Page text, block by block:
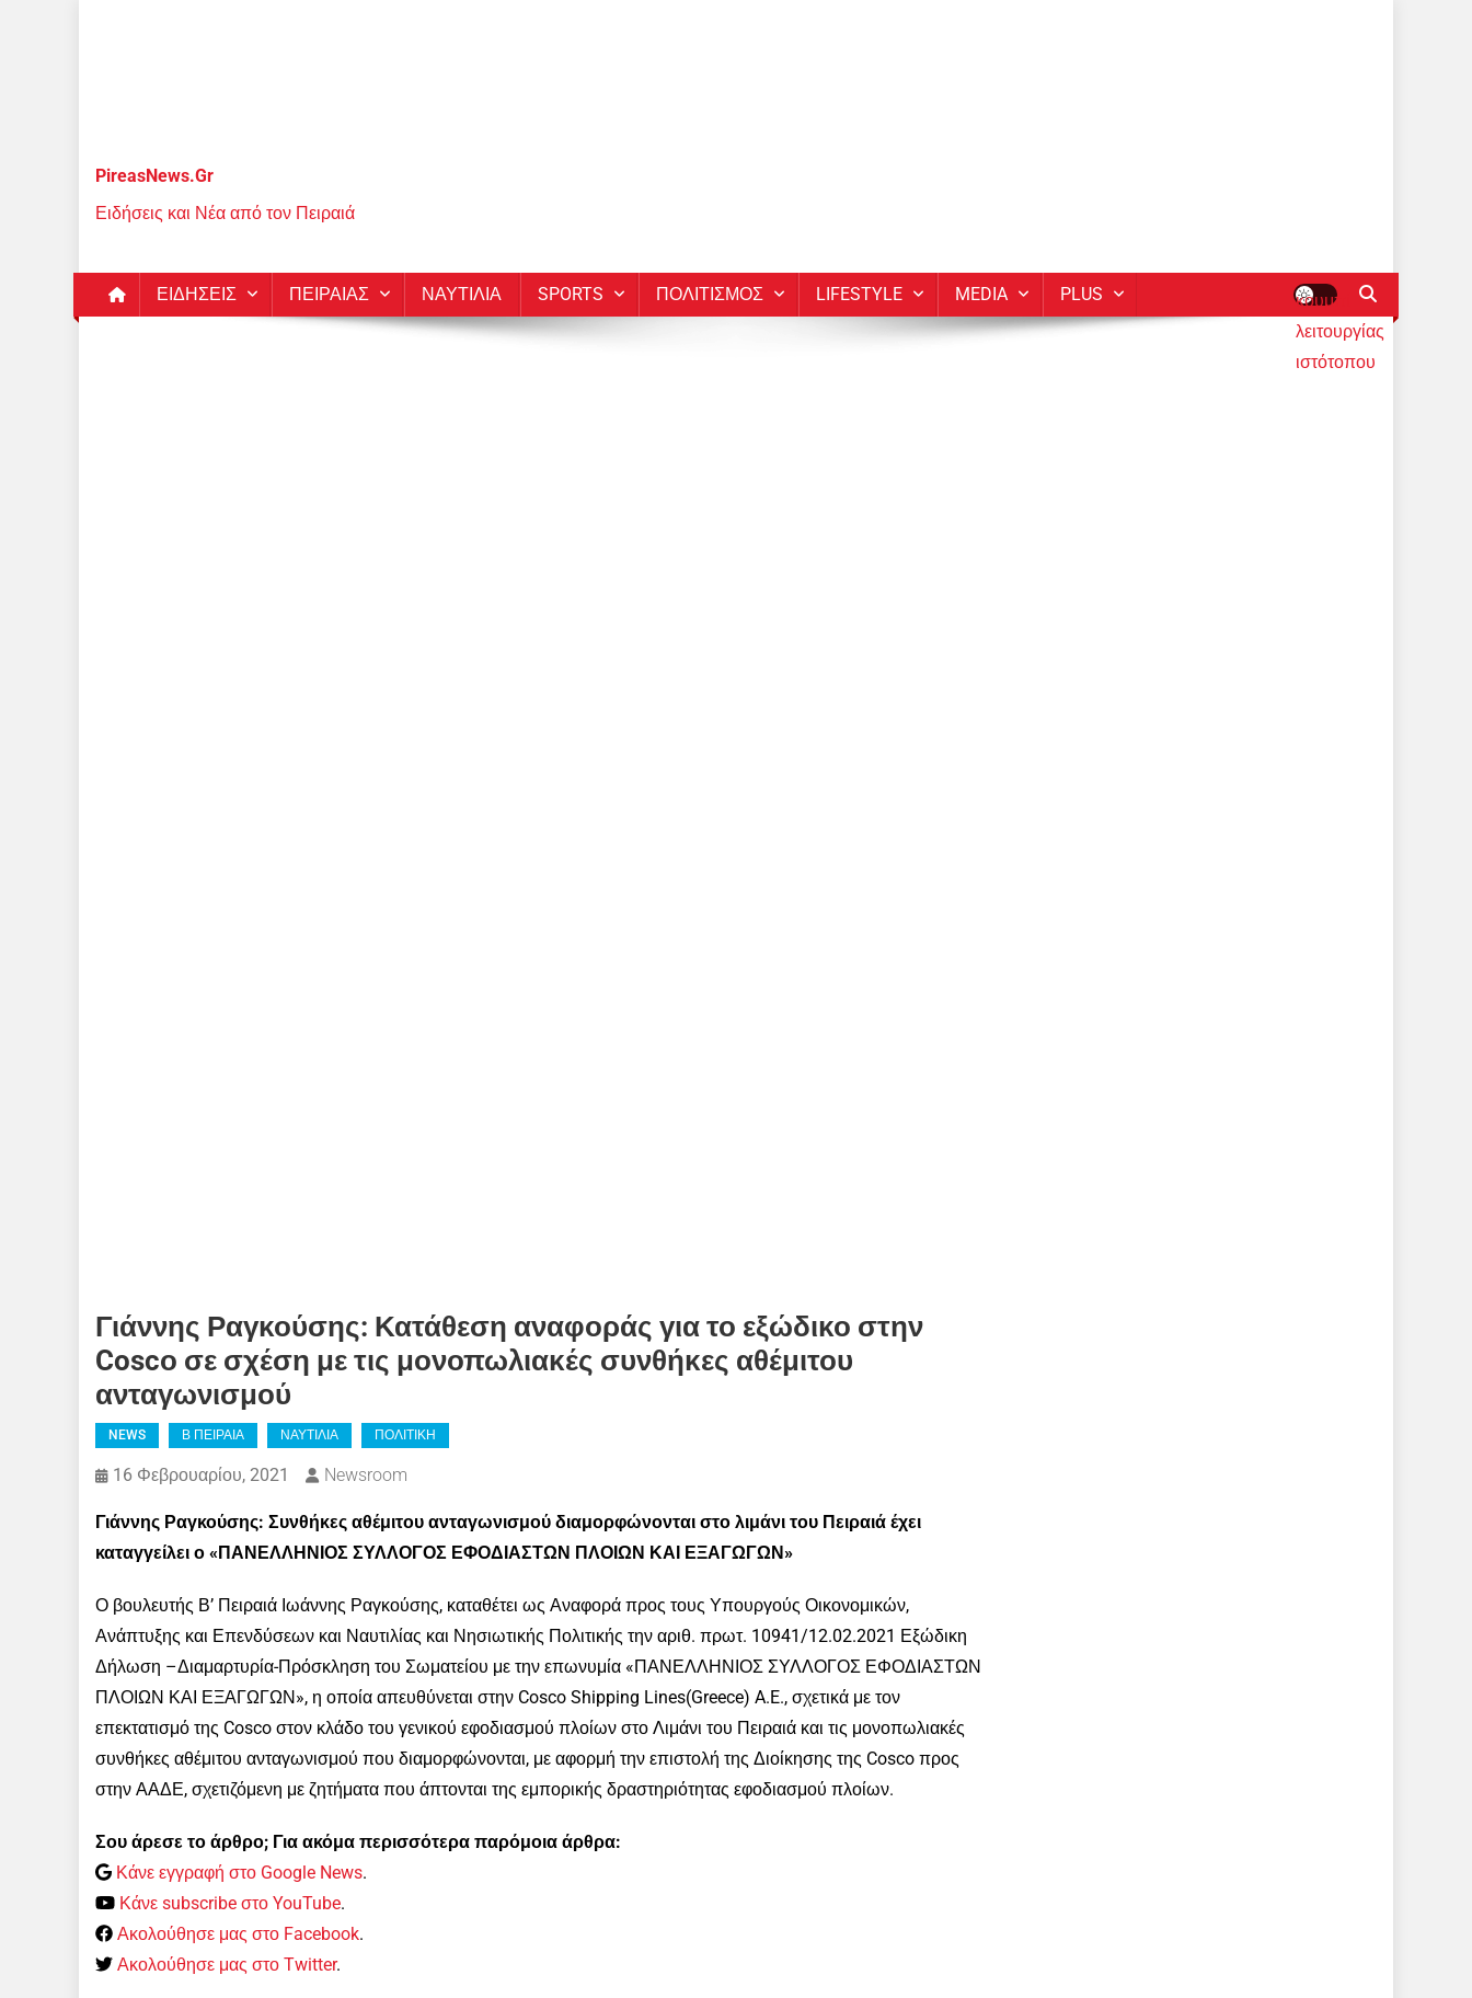
PireasNews.Gr
Ειδήσεις και Νέα από τον Πειραιά
ΕΙΔΗΣΕΙΣ ΠΕΙΡΑΙΑΣ ΝΑΥΤΙΛΙΑ SPORTS ΠΟΛΙΤΙΣΜΟΣ LIFESTYLE MEDIA PLUS
κουμπί
λειτουργίας
ιστότοπου
Γιάννης Ραγκούσης: Κατάθεση αναφοράς για το εξώδικο στην
Coscο σε σχέση με τις μονοπωλιακές συνθήκες αθέμιτου
ανταγωνισμού
NEWS Β ΠΕΙΡΑΙΑ ΝΑΥΤΙΛΙΑ ΠΟΛΙΤΙΚΗ
16 Φεβρουαρίου, 2021 Newsroom
Γιάννης Ραγκούσης: Συνθήκες αθέμιτου ανταγωνισμού διαμορφώνονται στο λιμάνι του Πειραιά έχει
καταγγείλει ο «ΠΑΝΕΛΛΗΝΙΟΣ ΣΥΛΛΟΓΟΣ ΕΦΟΔΙΑΣΤΩΝ ΠΛΟΙΩΝ ΚΑΙ ΕΞΑΓΩΓΩΝ»
Ο βουλευτής Β’ Πειραιά Ιωάννης Ραγκούσης, καταθέτει ως Αναφορά προς τους Υπουργούς Οικονομικών,
Ανάπτυξης και Επενδύσεων και Ναυτιλίας και Νησιωτικής Πολιτικής την αριθ. πρωτ. 10941/12.02.2021 Εξώδικη
Δήλωση –Διαμαρτυρία-Πρόσκληση του Σωματείου με την επωνυμία «ΠΑΝΕΛΛΗΝΙΟΣ ΣΥΛΛΟΓΟΣ ΕΦΟΔΙΑΣΤΩΝ
ΠΛΟΙΩΝ ΚΑΙ ΕΞΑΓΩΓΩΝ», η οποία απευθύνεται στην Cosco Shipping Lines(Greece) A.E., σχετικά με τον
επεκτατισμό της Cosco στον κλάδο του γενικού εφοδιασμού πλοίων στο Λιμάνι του Πειραιά και τις μονοπωλιακές
συνθήκες αθέμιτου ανταγωνισμού που διαμορφώνονται, με αφορμή την επιστολή της Διοίκησης της Cosco προς
στην ΑΑΔΕ, σχετιζόμενη με ζητήματα που άπτονται της εμπορικής δραστηριότητας εφοδιασμού πλοίων.
Σου άρεσε το άρθρο; Για ακόμα περισσότερα παρόμοια άρθρα:
Κάνε εγγραφή στο Google News.
Κάνε subscribe στο YouTube.
Ακολούθησε μας στο Facebook.
Ακολούθησε μας στο Twitter.